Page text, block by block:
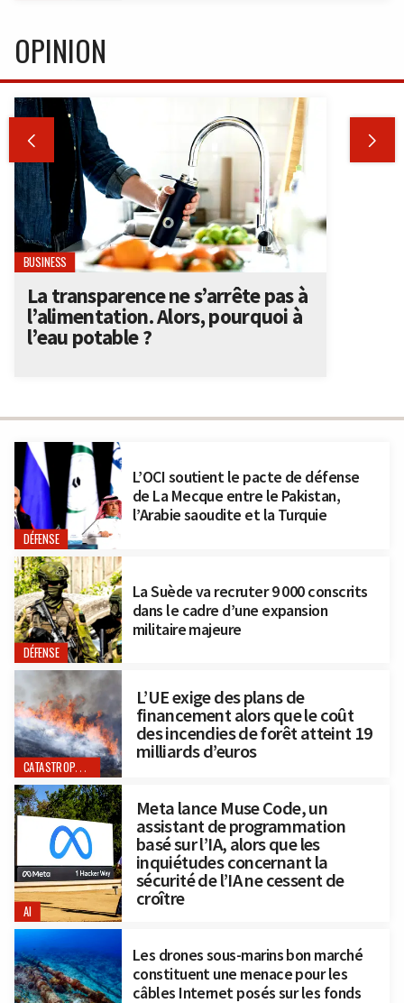
DÉFENSE
L’OCI soutient le pacte de défense
de La Mecque entre le Pakistan,
l’Arabie saoudite et la Turquie
DÉFENSE
La Suède va recruter 9 000 conscrits
dans le cadre d’une expansion
militaire majeure
CATASTROPHES NATURELLES
L’UE exige des plans de
financement alors que le coût
des incendies de forêt atteint 19
milliards d’euros
AI
Meta lance Muse Code, un
assistant de programmation
basé sur l’IA, alors que les
inquiétudes concernant la
sécurité de l’IA ne cessent de
croître
Les drones sous-marins bon marché
constituent une menace pour les
câbles Internet posés sur les fonds
OPINION
 
BUSINESS
La transparence ne s’arrête pas à
l’alimentation. Alors, pourquoi à
l’eau potable ?